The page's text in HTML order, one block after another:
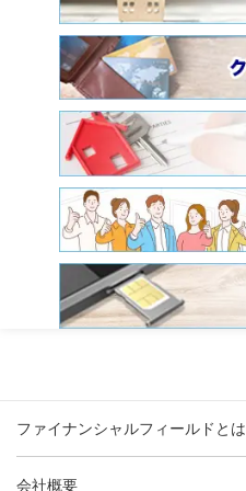
ファイナンシャルフィールドとは
会社概要